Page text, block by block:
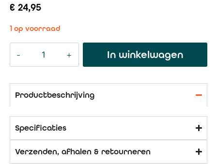
€ 24,95
1 op voorraad
In winkelwagen
Productbeschrijving
Specificaties
Verzenden, afhalen & retourneren